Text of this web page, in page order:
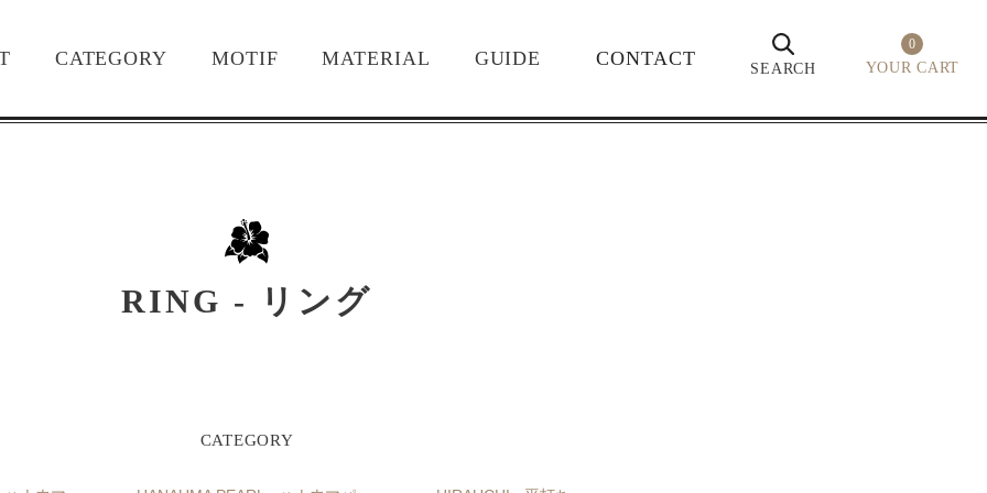
CATEGORY MOTIF MATERIAL GUIDE CONTACT SEARCH
0
YOUR CART
RING - リング